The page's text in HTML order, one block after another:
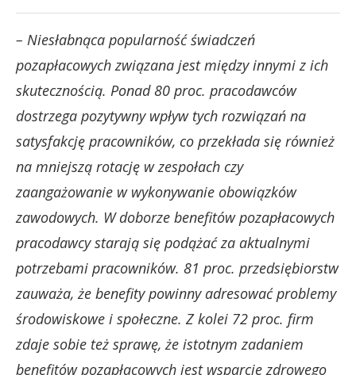
– Niesłabnąca popularność świadczeń
pozapłacowych związana jest między innymi z ich
skutecznością. Ponad 80 proc. pracodawców
dostrzega pozytywny wpływ tych rozwiązań na
satysfakcję pracowników, co przekłada się również
na mniejszą rotację w zespołach czy
zaangażowanie w wykonywanie obowiązków
zawodowych. W doborze benefitów pozapłacowych
pracodawcy starają się podążać za aktualnymi
potrzebami pracowników. 81 proc. przedsiębiorstw
zauważa, że benefity powinny adresować problemy
środowiskowe i społeczne. Z kolei 72 proc. firm
zdaje sobie też sprawę, że istotnym zadaniem
benefitów pozapłacowych jest wsparcie zdrowego